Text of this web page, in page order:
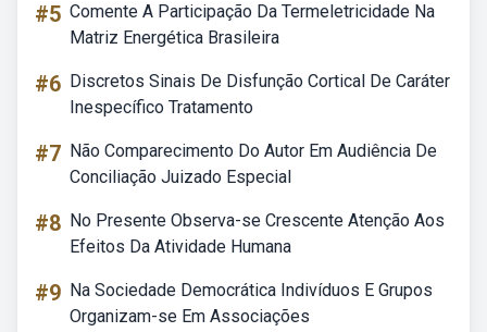
#5 Comente A Participação Da Termeletricidade Na
Matriz Energética Brasileira
#6 Discretos Sinais De Disfunção Cortical De Caráter
Inespecífico Tratamento
#7 Não Comparecimento Do Autor Em Audiência De
Conciliação Juizado Especial
#8 No Presente Observa-se Crescente Atenção Aos
Efeitos Da Atividade Humana
#9 Na Sociedade Democrática Indivíduos E Grupos
Organizam-se Em Associações